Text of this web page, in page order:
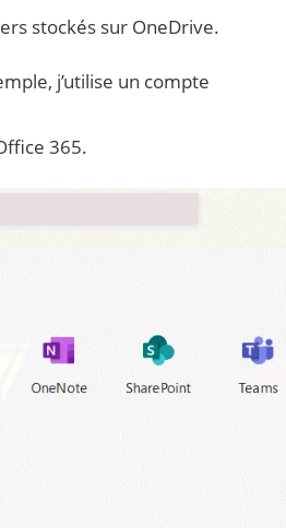
stockés sur OneDrive.
j’utilise un compte
365.